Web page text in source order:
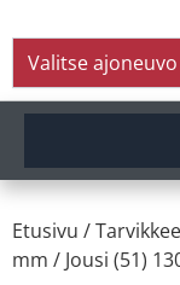
Valitse ajoneuvo
Etusivu /
mm / Jousi (51)